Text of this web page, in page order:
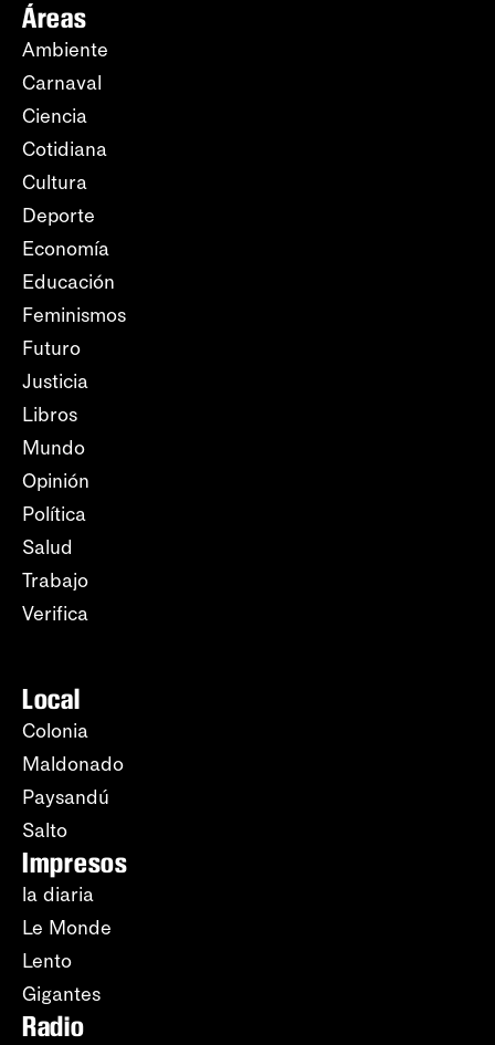
Áreas
Ambiente
Carnaval
Ciencia
Cotidiana
Cultura
Deporte
Economía
Educación
Feminismos
Futuro
Justicia
Libros
Mundo
Opinión
Política
Salud
Trabajo
Verifica
Local
Colonia
Maldonado
Paysandú
Salto
Impresos
la diaria
Le Monde
Lento
Gigantes
Radio